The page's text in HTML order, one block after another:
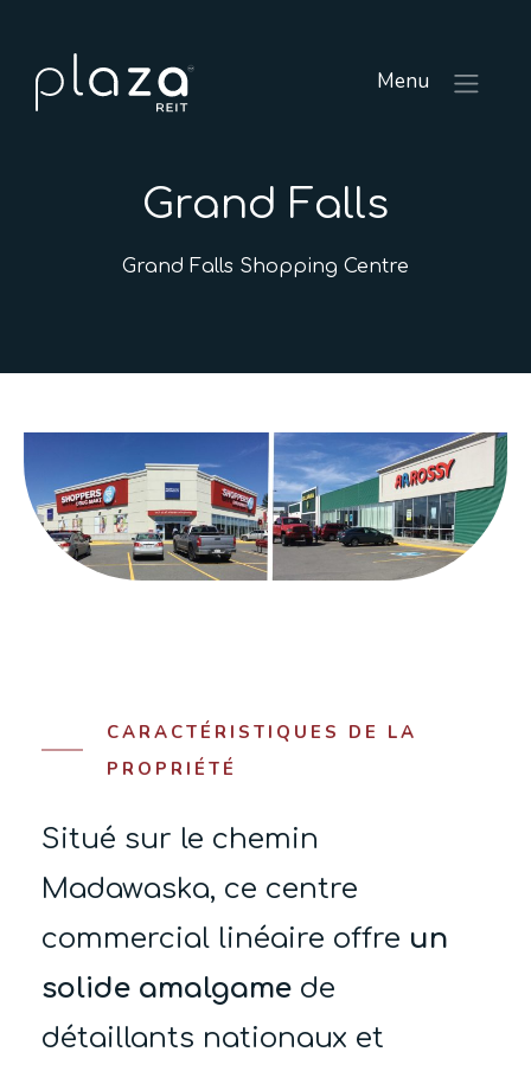
Menu
Grand Falls
Grand Falls Shopping Centre
CARACTÉRISTIQUES DE LA
PROPRIÉTÉ
Situé sur le chemin
Madawaska, ce centre
commercial linéaire offre un
solide amalgame de
détaillants nationaux et